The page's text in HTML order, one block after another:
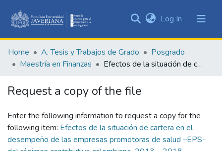
&
Collections
Log In (current)
Home A. Tesis y Trabajos de Grado
Posgrado
Maestría en Finanzas
Efectos de la situación de cartera en el desempeño de las empresas promotoras de salud –EPS- del régimen contributivo colombiano, 2013 – 2018
Request a copy of the file
Enter the following information to request a copy for the
following item: Efectos de la situación de cartera en el
desempeño de las empresas promotoras de salud –EPS-